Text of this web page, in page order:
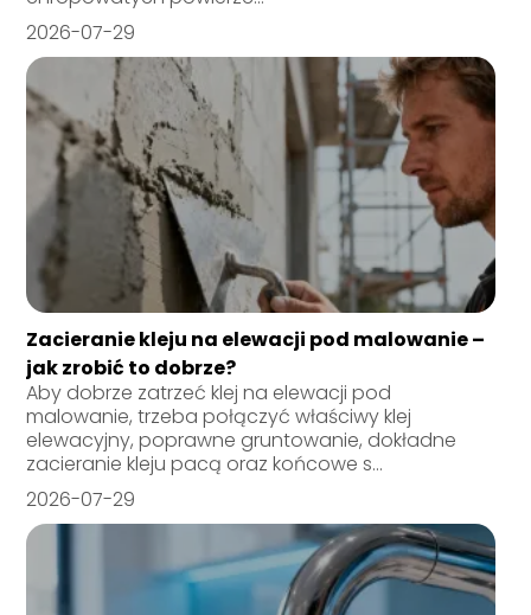
2026-07-29
Zacieranie kleju na elewacji pod malowanie –
jak zrobić to dobrze?
Aby dobrze zatrzeć klej na elewacji pod
malowanie, trzeba połączyć właściwy klej
elewacyjny, poprawne gruntowanie, dokładne
zacieranie kleju pacą oraz końcowe s...
2026-07-29